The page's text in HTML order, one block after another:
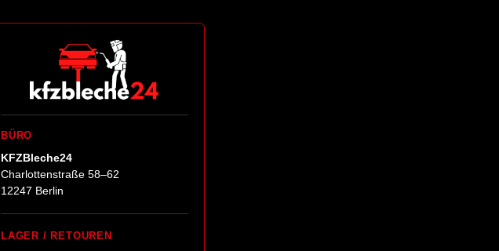
BÜRO
KFZBleche24
Charlottenstraße 58–62
12247 Berlin
LAGER / RETOUREN